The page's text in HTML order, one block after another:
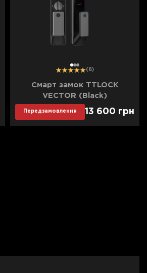
12 3 (6)
Смарт замок TTLOCK
VECTOR (Black)
Передзамовлення 13 600 грн